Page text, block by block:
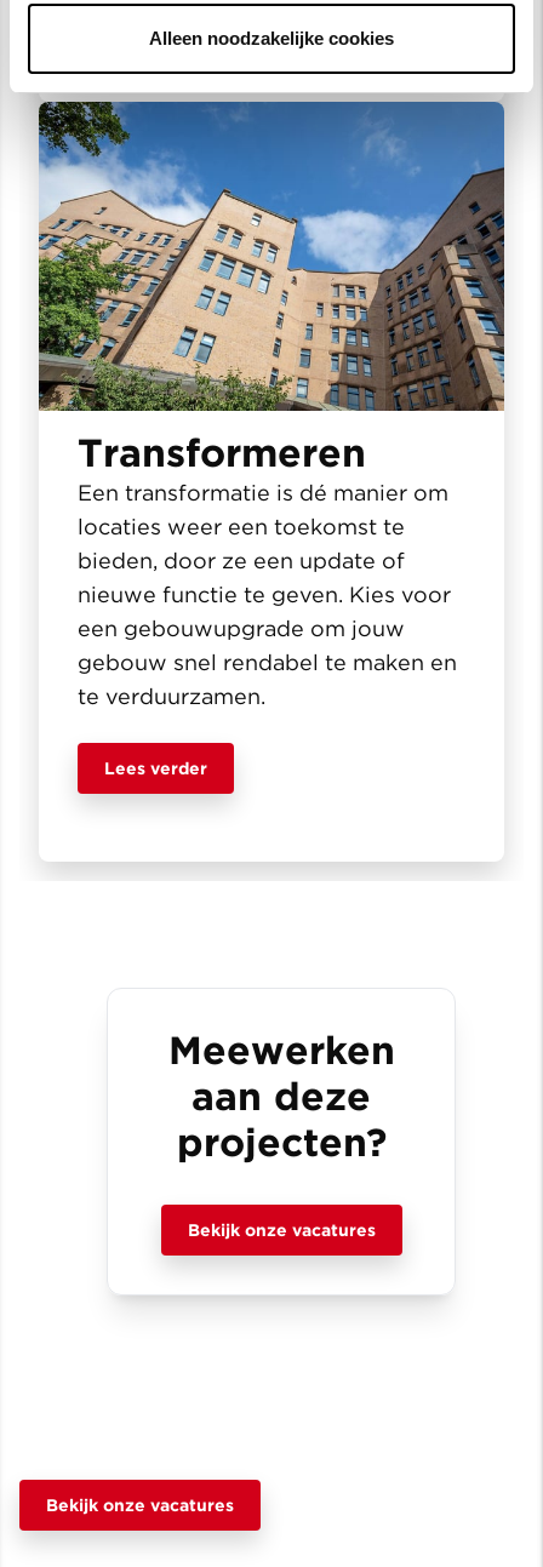
Alleen noodzakelijke cookies
Lees verder
Transformeren
Een transformatie is dé manier om
locaties weer een toekomst te
bieden, door ze een update of
nieuwe functie te geven. Kies voor
een gebouwupgrade om jouw
gebouw snel rendabel te maken en
te verduurzamen.
Lees verder
Meewerken
aan deze
projecten?
Bekijk onze vacatures
Bekijk onze vacatures